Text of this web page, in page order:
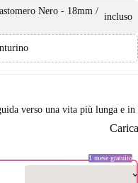
Nero - 18mm /
incluso
verso una vita più lunga e in
1 mese gratuito